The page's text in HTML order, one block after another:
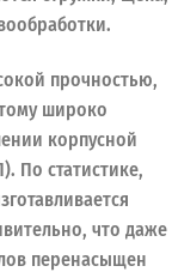
прочностью,
широко
корпусной
По статистике,
что даже
перенасыщен